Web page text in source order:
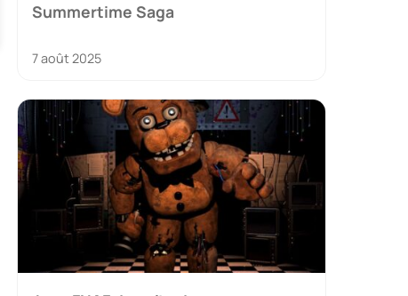
Summertime Saga
7 août 2025